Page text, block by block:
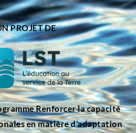
PROJET DE
Renforcer la capacité
en matière d’adaptation